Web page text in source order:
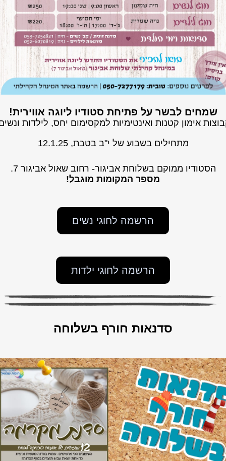
שמחים לבשר על פתיחת סטודיו ליוגה אווירית!
אימון קטנות ואינטימיות למקסימום יחס, לילדות
מתחילים בשבוע של י"ב בטבת, 12.1.25
הסטודיו ממוקם בשלוחת אביגור- רחוב שאול אביגור 7.
מספר המקומות מוגבל!
הרשמה לחוגי נשים
הרשמה לחוגי ילדות
סדנאות חורף בשלוחה